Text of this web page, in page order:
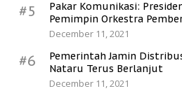
#5
Pakar Komunikasi:
Pemimpin Orkestra
December 11, 2021
#6
Pemerintah Jamin
Nataru Terus Berlanjut
December 11, 2021